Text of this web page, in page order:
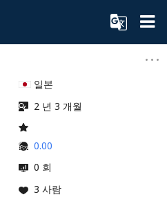
일본
2 년 3 개월
0.00
0 회
3 사람